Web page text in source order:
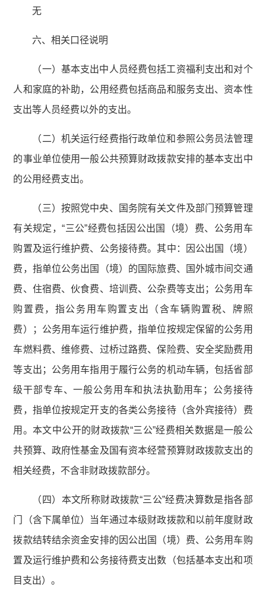
无
六、相关口径说明
（一）基本支出中人员经费包括工资福利支出和对个
人和家庭的补助，公用经费包括商品和服务支出、资本性
支出等人员经费以外的支出。
（二）机关运行经费指行政单位和参照公务员法管理
的事业单位使用一般公共预算财政拨款安排的基本支出中
的公用经费支出。
（三）按照党中央、国务院有关文件及部门预算管理
有关规定，“三公”经费包括因公出国（境）费、公务用车
购置及运行维护费、公务接待费。其中：因公出国（境）
费，指单位公务出国（境）的国际旅费、国外城市间交通
费、住宿费、伙食费、培训费、公杂费等支出；公务用车
购置费，指公务用车购置支出（含车辆购置税、牌照
费）；公务用车运行维护费，指单位按规定保留的公务用
车燃料费、维修费、过桥过路费、保险费、安全奖励费用
等支出；公务用车指用于履行公务的机动车辆，包括省部
级干部专车、一般公务用车和执法执勤用车；公务接待
费，指单位按规定开支的各类公务接待（含外宾接待）费
用。本文中公开的财政拨款“三公”经费相关数据是一般公
共预算、政府性基金及国有资本经营预算财政拨款支出的
相关经费，不含非财政拨款部分。
（四）本文所称财政拨款“三公”经费决算数是指各部
门（含下属单位）当年通过本级财政拨款和以前年度财政
拨款结转结余资金安排的因公出国（境）费、公务用车购
置及运行维护费和公务接待费支出数（包括基本支出和项
目支出）。